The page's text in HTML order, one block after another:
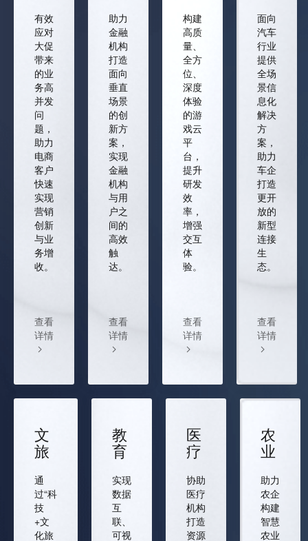
有效
应对
大促
带来
的业
务高
并发
问
题，
助力
电商
客户
快速
实现
营销
创新
与业
务增
收。
查看
详情
助力
金融
机构
打造
面向
垂直
场景
的创
新方
案，
实现
金融
机构
与用
户之
间的
高效
触
达。
查看
详情
构建
高质
量、
全方
位、
深度
体验
的游
戏云
平
台，
提升
研发
效
率，
增强
交互
体
验。
查看
详情
面向
汽车
行业
提供
全场
景信
息化
解决
方
案，
助力
车企
打造
更开
放的
新型
连接
生
态。
查看
详情
文
旅
通
过“科
技
+文
化旅
教
育
实现
数据
互
联、
可视
医
疗
协助
医疗
机构
打造
资源
农
业
助力
农企
构建
智慧
农业